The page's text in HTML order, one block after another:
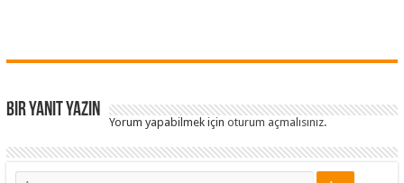
Bir yanıt yazın
Yorum yapabilmek içinoturum açmalısınız.